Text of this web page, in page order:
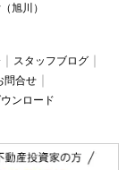
旭川）
スタッフブログ
問合せ
ンロード